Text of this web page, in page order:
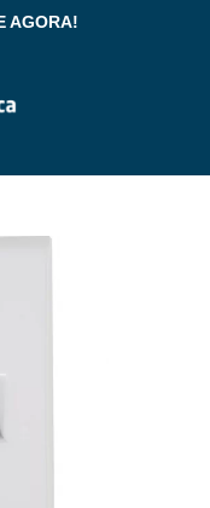
AGORA!